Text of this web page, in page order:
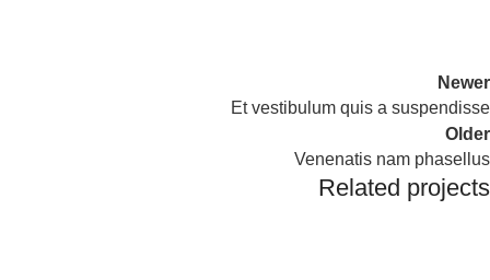
Newer
Et vestibulum quis a suspendisse
Older
Venenatis nam phasellus
Related projects